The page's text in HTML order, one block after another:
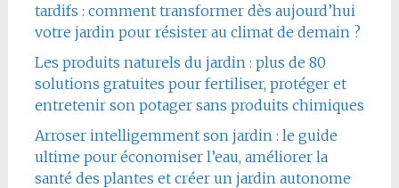
tardifs : comment transformer dès aujourd’hui
votre jardin pour résister au climat de demain ?
Les produits naturels du jardin : plus de 80
solutions gratuites pour fertiliser, protéger et
entretenir son potager sans produits chimiques
Arroser intelligemment son jardin : le guide
ultime pour économiser l’eau, améliorer la
santé des plantes et créer un jardin autonome